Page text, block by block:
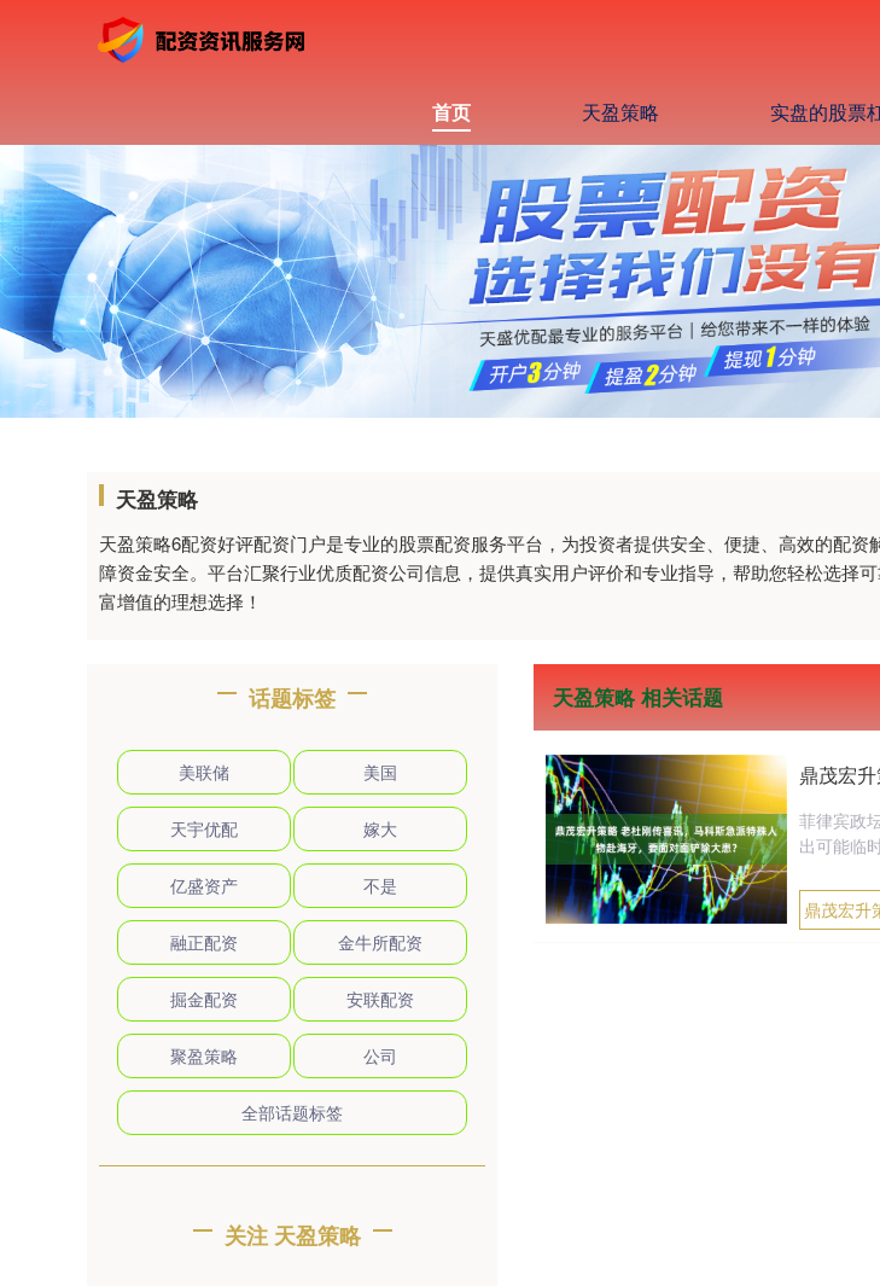
首页 天盈策略 实盘的股票
天盈策略
天盈策略6配资好评配资门户是专业的股票配资服务平台，为投资者提供安全、便捷、高效的配
障资金安全。平台汇聚行业优质配资公司信息，提供真实用户评价和专业指导，帮助您轻松选择
富增值的理想选择！
天盈策略 相关话题
鼎茂宏
菲律宾政
出可能临
鼎茂宏升
话题标签
美联储 美国
天宇优配 嫁大
亿盛资产 不是
融正配资 金牛所配资
掘金配资 安联配资
聚盈策略 公司
全部话题标签
关注 天盈策略